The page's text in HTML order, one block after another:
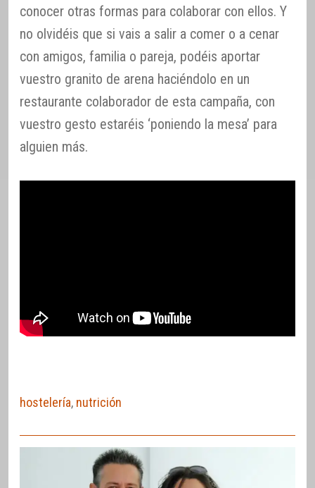
conocer otras formas para colaborar con ellos. Y
no olvidéis que si vais a salir a comer o a cenar
con amigos, familia o pareja, podéis aportar
vuestro granito de arena haciéndolo en un
restaurante colaborador de esta campaña, con
vuestro gesto estaréis ‘poniendo la mesa’ para
alguien más.
hostelería, nutrición